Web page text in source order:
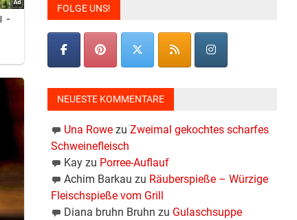
FOLGE UNS!
NEUESTE KOMMENTARE
Una Rowezu Zweimal gekochtes scharfes
Schweinefleisch
Kayzu Porree-Auflauf
Achim Barkau zu Räuberspieße – Würzige
Fleischspieße vom Grill
Diana bruhn Bruhn zu Gulaschsuppe